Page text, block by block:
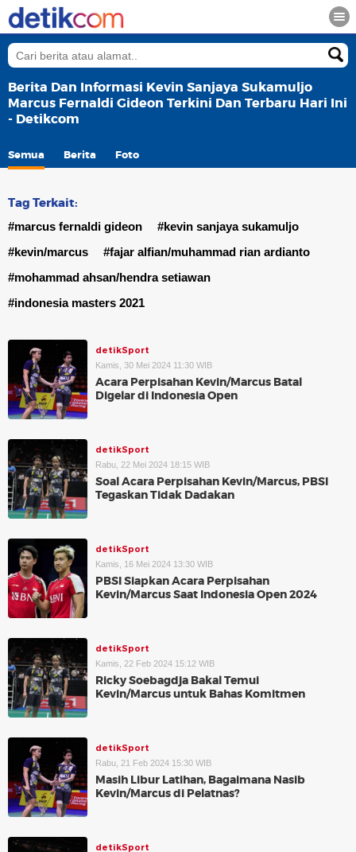
Berita Dan Informasi Kevin Sanjaya Sukamuljo
Marcus Fernaldi Gideon Terkini Dan Terbaru Hari Ini
- Detikcom
Semua Berita Foto
Tag Terkait:
#marcus fernaldi gideon
#kevin sanjaya sukamuljo
#kevin/marcus
#fajar alfian/muhammad rian ardianto
#mohammad ahsan/hendra setiawan
#indonesia masters 2021
detikSport
Kamis, 30 Mei 2024 11:30 WIB
Acara Perpisahan Kevin/Marcus Batal
Digelar di Indonesia Open
detikSport
Rabu, 22 Mei 2024 18:15 WIB
Soal Acara Perpisahan Kevin/Marcus, PBSI
Tegaskan Tidak Dadakan
detikSport
Kamis, 16 Mei 2024 13:30 WIB
PBSI Siapkan Acara Perpisahan
Kevin/Marcus Saat Indonesia Open 2024
detikSport
Kamis, 22 Feb 2024 15:12 WIB
Ricky Soebagdja Bakal Temui
Kevin/Marcus untuk Bahas Komitmen
detikSport
Rabu, 21 Feb 2024 15:30 WIB
Masih Libur Latihan, Bagaimana Nasib
Kevin/Marcus di Pelatnas?
detikSport